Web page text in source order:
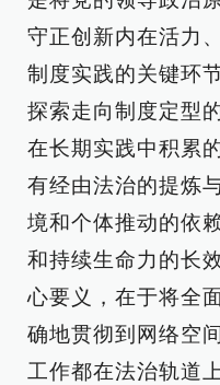
守正创新内在活力
制度实践的关键环
探索走向制度定型
在长期实践中积累
有经由法治的提炼
境和个体推动的依
和持续生命力的长
心要义，在于将全
确地贯彻到网络空
工作都在法治轨道